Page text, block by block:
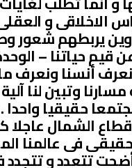
الاخلاقى و
يربطهم شعور
قيم حياتنا –
أنسنا ونعرف
وتبين لنا
حقيقيا
الشمال عاجلا
فى عالمنا
تتعدد و